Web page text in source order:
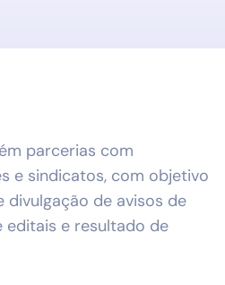
parcerias com
e sindicatos, com objetivo
de avisos de
editais e resultado de